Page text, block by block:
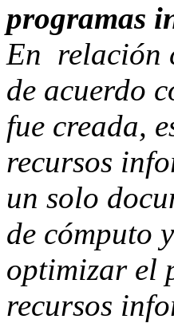
programas
En relación
de acuerdo
fue creada,
recursos
un solo
de cómputo
optimizar el
recursos